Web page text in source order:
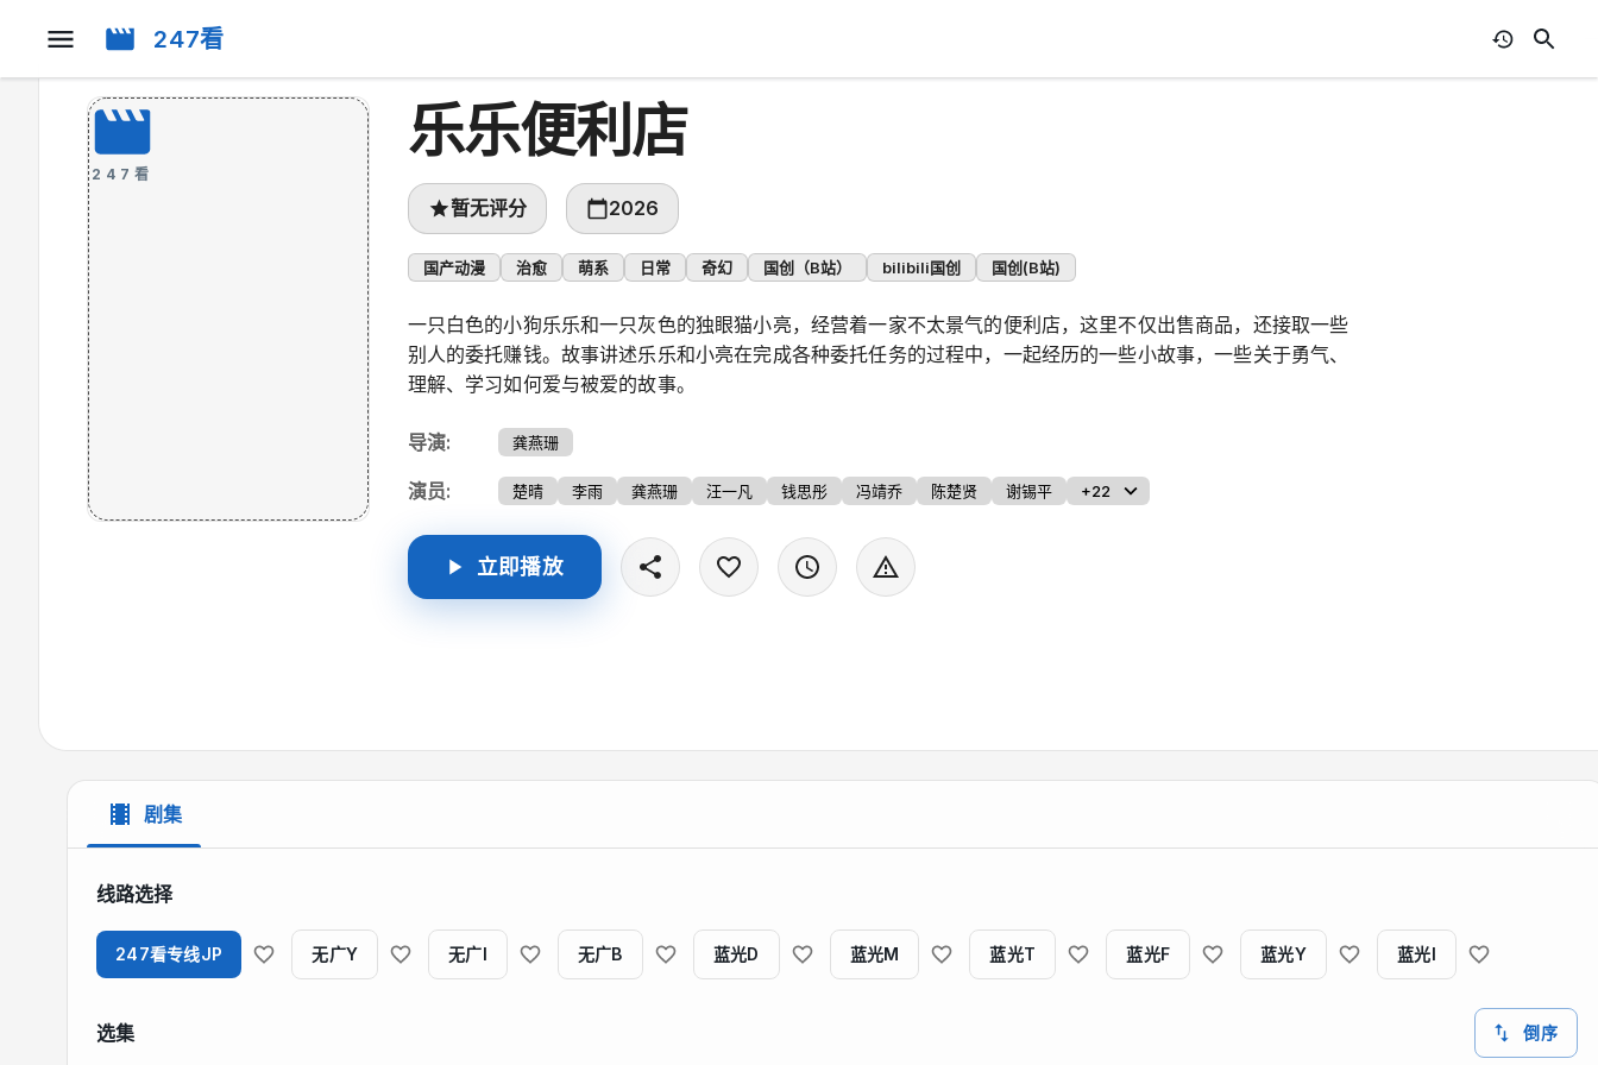
247看
247看
乐乐便利店
暂无评分 2026
国产动漫 治愈 萌系 日常 奇幻 国创（B站） bilibili国创 国创(B站)
一只白色的小狗乐乐和一只灰色的独眼猫小亮，经营着一家不太景气的便利店，这里不仅出售商品，还接取一些
别人的委托赚钱。故事讲述乐乐和小亮在完成各种委托任务的过程中，一起经历的一些小故事，一些关于勇气、
理解、学习如何爱与被爱的故事。
导演: 龚燕珊
演员: 楚晴 李雨 龚燕珊 汪一凡 钱思彤 冯靖乔 陈楚贤 谢锡平 +22
立即播放
剧集
线路选择
247看专线JP 无广Y 无广I 无广B 蓝光D 蓝光M 蓝光T 蓝光F 蓝光Y 蓝光I
选集 倒序